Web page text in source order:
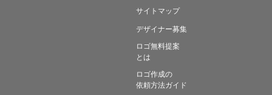
サイトマップ
デザイナー募集
ロゴ無料提案
とは
ロゴ作成の
依頼方法ガイド